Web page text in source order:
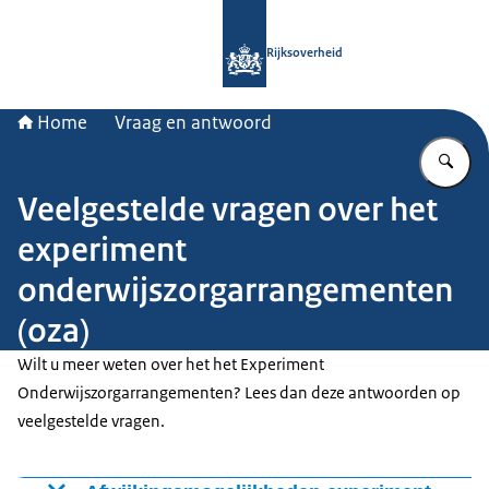
Rijksoverheid
Home Vraag en antwoord
Veelgestelde vragen over het
experiment
onderwijszorgarrangementen
(oza)
Wilt u meer weten over het het Experiment
Onderwijszorgarrangementen? Lees dan deze antwoorden op
veelgestelde vragen.